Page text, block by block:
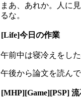
まあ、あれか。人に
るな。
[Life]今日の作業
午前中は寝冷えをし
午後から論文を読ん
[MHP][Game][PSP]